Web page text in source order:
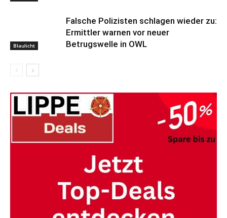
Blaulicht
Falsche Polizisten schlagen wieder zu:
Ermittler warnen vor neuer
Betrugswelle in OWL